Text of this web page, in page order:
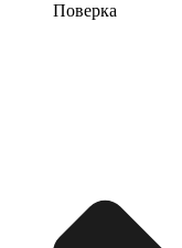
Поверка